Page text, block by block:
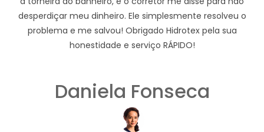
desperdiçar meu dinheiro. Ele simplesmente resolveu o
problema e me salvou! Obrigado Hidrotex pela sua
honestidade e serviço RÁPIDO!
Daniela Fonseca